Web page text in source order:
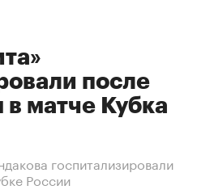
после
в матче Кубка
госпитализировали
России